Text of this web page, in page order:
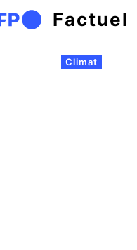
principal
Factuel
principaux
Climat